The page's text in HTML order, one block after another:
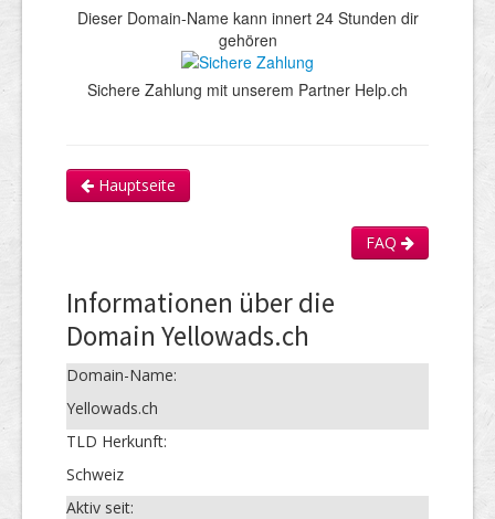
Dieser Domain-Name kann innert 24 Stunden dir
gehören
Sichere Zahlung mit unserem Partner Help.ch
Hauptseite
FAQ
Informationen über die
Domain Yellowads.ch
Domain-Name:
Yellowads.ch
TLD Herkunft:
Schweiz
Aktiv seit: